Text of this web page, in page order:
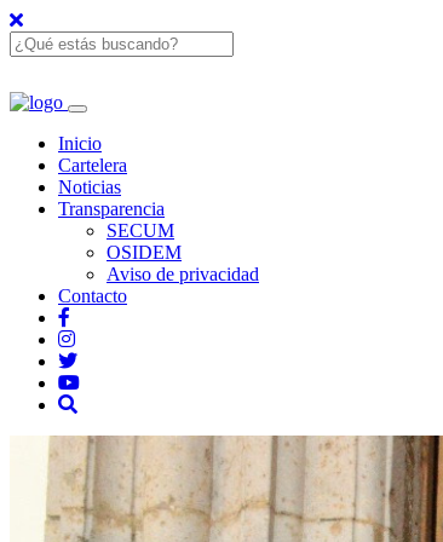
Inicio
Cartelera
Noticias
Transparencia
SECUM
OSIDEM
Aviso de privacidad
Contacto